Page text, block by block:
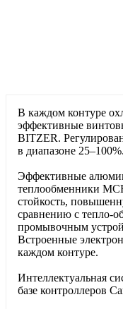
В каждом контуре
эффективные
BITZER.
в диапазоне 25–100%.
Эффективные
теплообменники
стойкость,
сравнению с тепло-
промывочным
Встроенные
каждом контуре.
Интеллектуальная
базе контроллеров